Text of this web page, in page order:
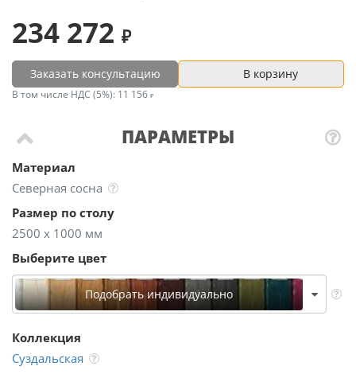
ПАРАМЕТРЫ
Материал
Северная сосна
Размер по столу
2500 х 1000 мм
Выберите цвет
Подобрать индивидуально
Коллекция
Суздальская
234 272
Заказать консультацию В корзину
В том числе НДС (5%): 11 156